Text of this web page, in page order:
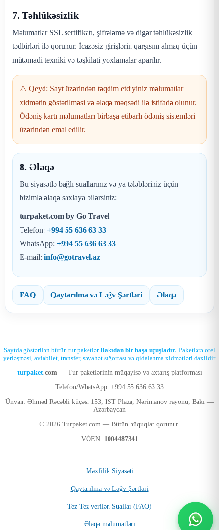
7. Təhlükəsizlik
Məlumatlar SSL sertifikatı, şifrələmə və digər təhlükəsizlik
tədbirləri ilə qorunur. İcazəsiz girişlərin qarşısını almaq üçün
mütəmadi texniki və təşkilati yoxlamalar aparılır.
⚠️ Qeyd: Sayt üzərindən təqdim etdiyiniz məlumatlar
xidmətin göstərilməsi və əlaqə məqsədi ilə istifadə olunur.
Ödəniş kartı məlumatları birbaşa etibarlı ödəniş sistemləri
üzərindən emal edilir.
8. Əlaqə
Bu siyasətlə bağlı suallarınız və ya tələbləriniz üçün
bizimlə əlaqə saxlaya bilərsiniz:
turpaket.com by Go Travel
Telefon: +994 55 636 63 33
WhatsApp: +994 55 636 63 33
E-mail: info@gotravel.az
FAQ Qaytarılma və Ləğv Şərtləri Əlaqə
Saytda göstərilən bütün tur paketlərBakıdan bir başa uçuşladır.. Paketlərə otel
yerləşməsi, aviabilet, transfer, səyahət sığortası və qidalanma xidmətləri daxildir.
turpaket.com— Tur paketlərinin müqayisə və axtarış platforması
Telefon/WhatsApp: +994 55 636 63 33
Ünvan: Əhməd Rəcəbli küçəsi 153, IST Plaza, Nərimanov rayonu, Bakı —
Azərbaycan
© 2026 Turpaket.com — Bütün hüquqlar qorunur.
VÖEN: 1004487341
Məxfilik Siyasəti
Qaytarılma və Ləğv Şərtləri
Tez Tez verilən Suallar (FAQ)
Əlaqə məlumatları